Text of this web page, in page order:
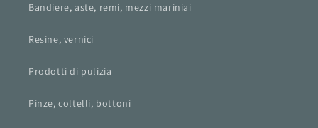
Bandiere, aste, remi, mezzi mariniai
Resine, vernici
Prodotti di pulizia
Pinze, coltelli, bottoni